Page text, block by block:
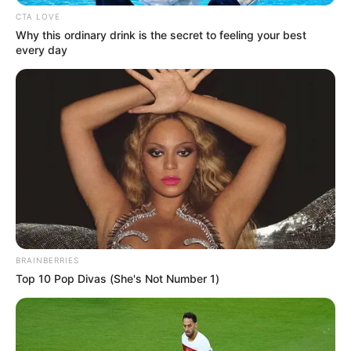
EFRAIN JUÁREZ
Efraín Juárez tendrá que
autoridades por festejo
ante el DIM
ATLÉTICO NACIONAL
Nacional eliminó a
Medellín y ya es finalista
lista de la Copa
Disputarán el título: Cabal
y Farah superaron las
semis y son finalistas del
Masters de Madrid
CTA LOVE
Why this ordinary drink is the secret to feeling your best
every day
BRAINBERRIES
Top 10 Pop Divas (She's Not Number 1)